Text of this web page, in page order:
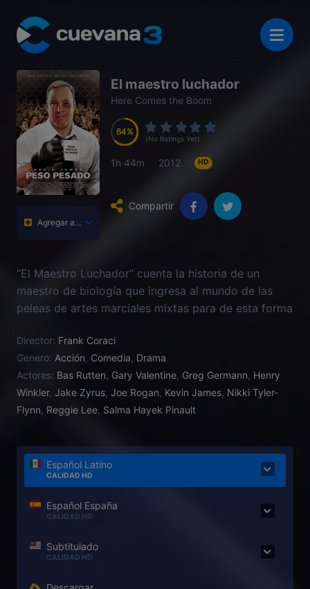
Agregar a...
El maestro luchador
Here Comes the Boom
64
64
64
64
(No Ratings Yet)
1h 44m 2012 HD
Compartir
“El Maestro Luchador” cuenta la historia de un
maestro de biología que ingresa al mundo de las
peleas de artes marciales mixtas para de esta forma
Director: Frank Coraci
Genero: Acción, Comedia, Drama
Actores: Bas Rutten, Gary Valentine, Greg Germann, Henry
Winkler, Jake Zyrus, Joe Rogan, Kevin James, Nikki Tyler-
Flynn Reggie Lee, Salma Hayek Pinault
Español Latino
CALIDAD HD
Español España
CALIDAD HD
Subtitulado
CALIDAD HD